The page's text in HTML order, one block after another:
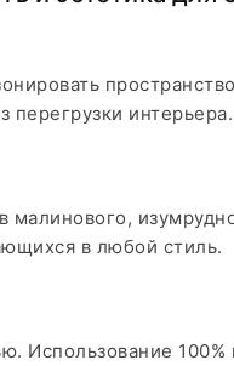
перегрузки интерьера.
в любой стиль.
Использование